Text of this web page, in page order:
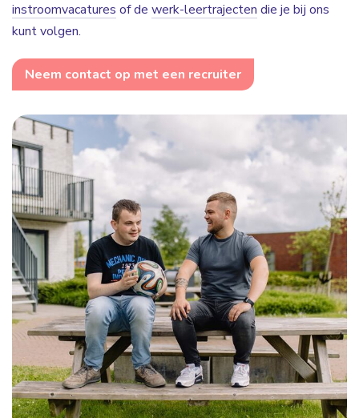
instroomvacatures of de werk-leertrajecten die je bij ons
kunt volgen.
Neem contact op met een recruiter